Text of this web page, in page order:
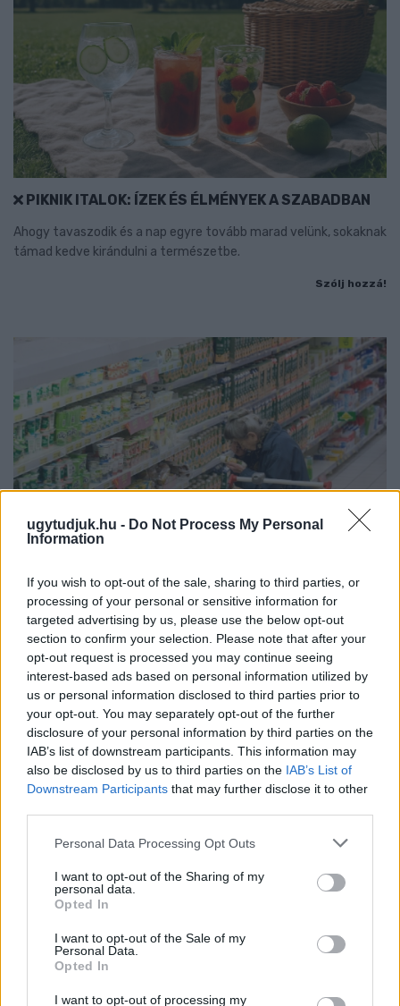
ugytudjuk.hu - Do Not Process My Personal
Information
If you wish to opt-out of the sale, sharing to third parties, or
processing of your personal or sensitive information for
targeted advertising by us, please use the below opt-out
section to confirm your selection. Please note that after your
opt-out request is processed you may continue seeing
interest-based ads based on personal information utilized by
us or personal information disclosed to third parties prior to
your opt-out. You may separately opt-out of the further
disclosure of your personal information by third parties on the
IAB’s list of downstream participants. This information may
also be disclosed by us to third parties on the IAB’s List of
Downstream Participants that may further disclose it to other
Please note that this website/app uses one or more Google
not limited to your visit or usage behaviour. You may click to
grant or deny consent to Google and its third-party tags to
use your data for below specified purposes in below Google
consent section.
Personal Data Processing Opt Outs
I want to opt-out of the Sharing of my
personal data.
Opted In
I want to opt-out of the Sale of my
Personal Data.
Opted In
I want to opt-out of processing my
PIKNIK ITALOK: ÍZEK ÉS ÉLMÉNYEK A SZABADBAN
Ahogy tavaszodik és a nap egyre tovább marad velünk, sokaknak
támad kedve kirándulni a természetbe.
Szólj hozzá!
ÖRÖMHÍR: TÍZ ÉVE NEM VOLT ILYEN ALACSONY AZ
INFLÁCIÓ MAGYARORSZÁGON
Júliusban mindössze 1,2 százalékkal emelkedtek éves
összevetésben a fogyasztói árak, miközben az élelmiszerek ára
Szólj hozzá!